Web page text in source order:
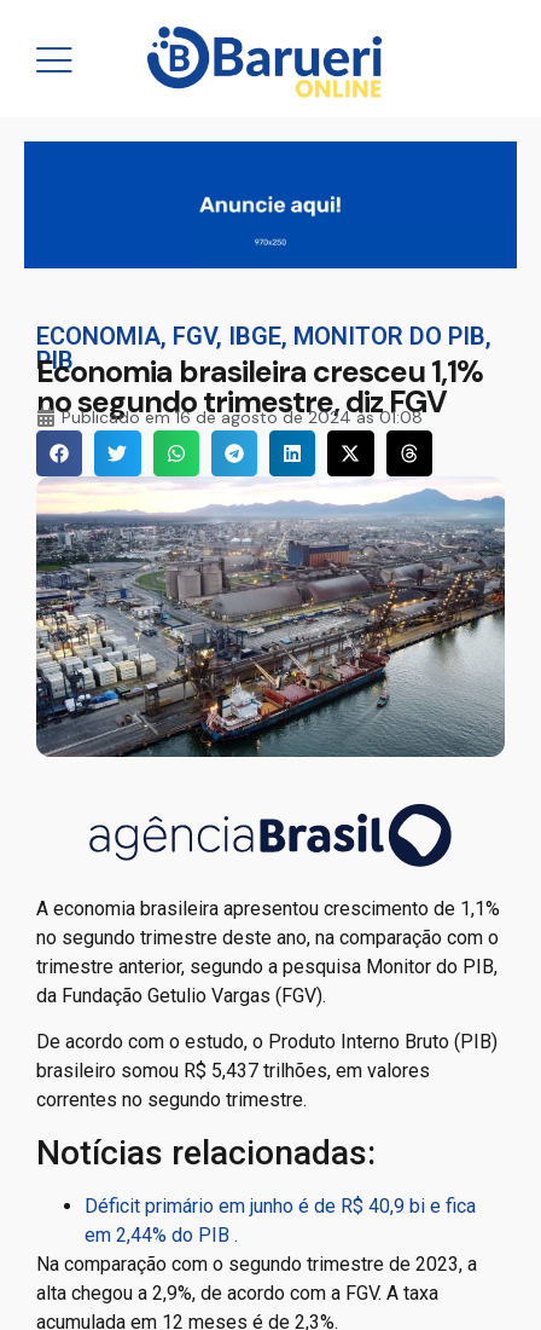
ECONOMIA, FGV, IBGE, MONITOR DO PIB,
PIB
Economia brasileira cresceu 1,1%
no segundo trimestre, diz FGV
Publicado em16 de agosto de 2024 às 01:08
A economia brasileira apresentou crescimento de 1,1%
no segundo trimestre deste ano, na comparação com o
trimestre anterior, segundo a pesquisa Monitor do PIB,
da Fundação Getulio Vargas (FGV).
De acordo com o estudo, o Produto Interno Bruto (PIB)
brasileiro somou R$ 5,437 trilhões, em valores
correntes no segundo trimestre.
Notícias relacionadas:
Déficit primário em junho é de R$ 40,9 bi e fica
em 2,44% do PIB .
Na comparação com o segundo trimestre de 2023, a
alta chegou a 2,9%, de acordo com a FGV. A taxa
acumulada em 12 meses é de 2,3%.